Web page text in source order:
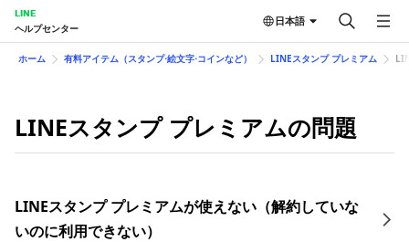
LINE
ヘルプセンター
日本語
ホーム 有料アイテム（スタンプ⋅絵文字⋅コインなど） LINEスタンプ プレミアム
LINEスタンプ プレミアムの問題
LINEスタンプ プレミアムが使えない（解約していな
いのに利用できない）